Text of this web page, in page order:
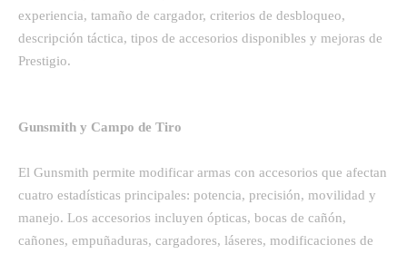
experiencia, tamaño de cargador, criterios de desbloqueo,
descripción táctica, tipos de accesorios disponibles y mejoras de
Prestigio.
Gunsmith y Campo de Tiro
El Gunsmith permite modificar armas con accesorios que afectan
cuatro estadísticas principales: potencia, precisión, movilidad y
manejo. Los accesorios incluyen ópticas, bocas de cañón,
cañones, empuñaduras, cargadores, láseres, modificaciones de